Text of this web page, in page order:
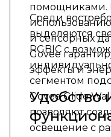
помощниками.
и сенсорных
Govee
эффекты и
Среди
выделяются
RGBIC с
сегментом
Govee Glide
позволяют
освещение с
Удобство